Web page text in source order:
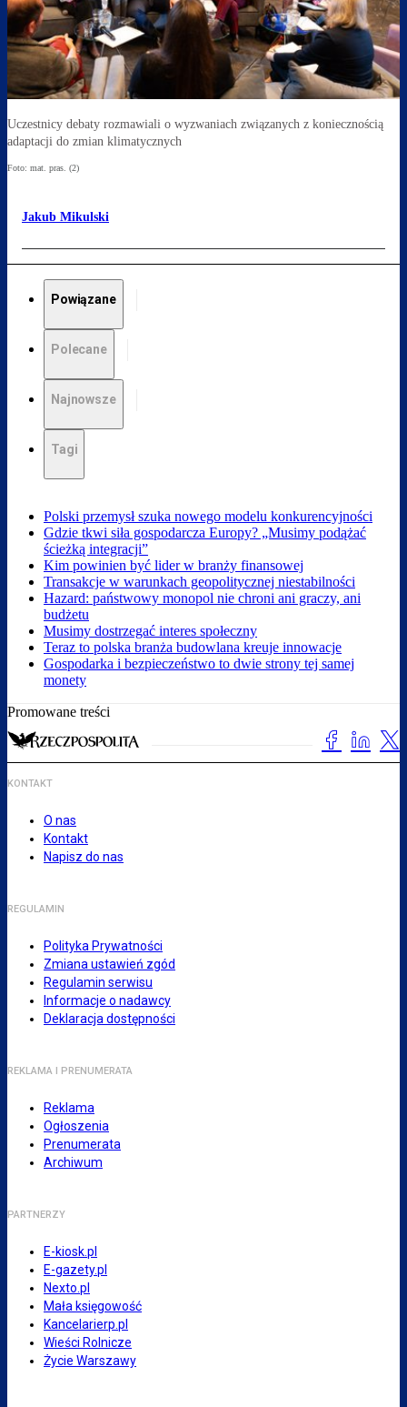
Uczestnicy debaty rozmawiali o wyzwaniach związanych z koniecznością
adaptacji do zmian klimatycznych
Foto: mat. pras. (2)
Jakub Mikulski
Powiązane
Polecane
Najnowsze
Tagi
Polski przemysł szuka nowego modelu konkurencyjności
Gdzie tkwi siła gospodarcza Europy? „Musimy podążać
ścieżką integracji”
Kim powinien być lider w branży finansowej
Transakcje w warunkach geopolitycznej niestabilności
Hazard: państwowy monopol nie chroni ani graczy, ani
budżetu
Musimy dostrzegać interes społeczny
Teraz to polska branża budowlana kreuje innowacje
Gospodarka i bezpieczeństwo to dwie strony tej samej
monety
Promowane treści
KONTAKT
O nas
Kontakt
Napisz do nas
REGULAMIN
Polityka Prywatności
Zmiana ustawień zgód
Regulamin serwisu
Informacje o nadawcy
Deklaracja dostępności
REKLAMA I PRENUMERATA
Reklama
Ogłoszenia
Prenumerata
Archiwum
PARTNERZY
E-kiosk.pl
E-gazety.pl
Nexto.pl
Mała księgowość
Kancelarierp.pl
Wieści Rolnicze
Życie Warszawy